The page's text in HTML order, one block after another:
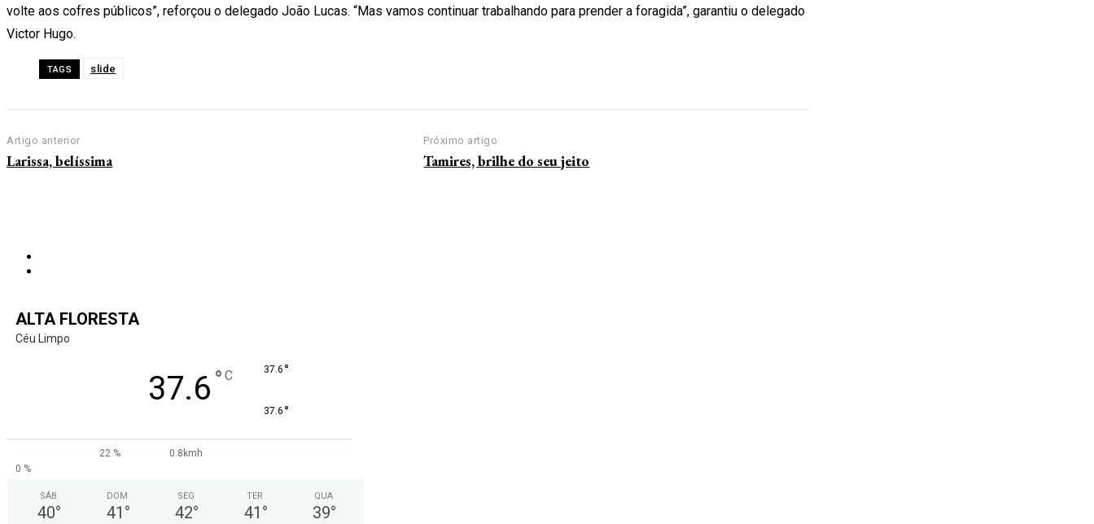
volte aos cofres públicos”, reforçou o delegado João Lucas. “Mas vamos continuar trabalhando para prender a foragida”, garantiu o delegado
Victor Hugo.
TAGS slide
Artigo anterior
Larissa, belíssima
Próximo artigo
Tamires, brilhe do seu jeito
ALTA FLORESTA
Céu Limpo
37.6 ° C 37.6 °
37.6 °
22 %
0.8kmh
0 %
SÁB
40°
DOM
41 °
SEG
42°
TER
41 °
QUA
39°